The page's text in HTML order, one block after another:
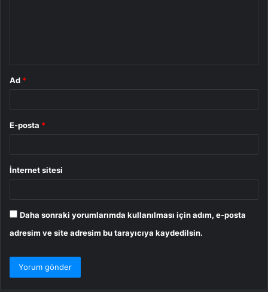
Ad *
E-posta *
İnternet sitesi
Daha sonraki yorumlarımda kullanılması için adım, e-posta
adresim ve site adresim bu tarayıcıya kaydedilsin.